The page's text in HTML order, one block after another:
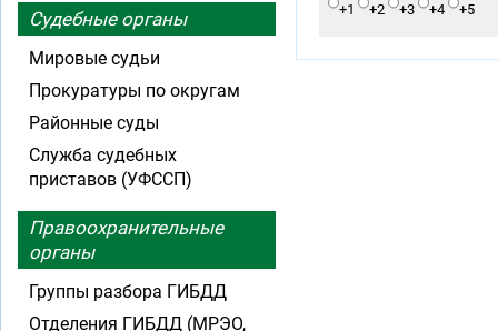
+1 +2 +3 +4 +5
Судебные органы
Мировые судьи
Прокуратуры по округам
Районные суды
Служба судебных
приставов (УФССП)
Правоохранительные
органы
Группы разбора ГИБДД
Отделения ГИБДД (МРЭО,